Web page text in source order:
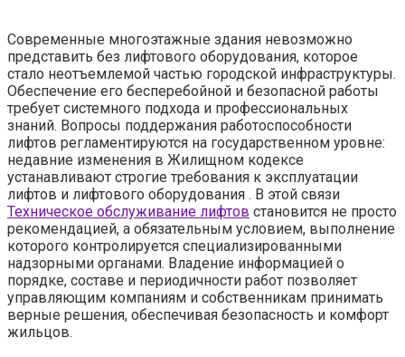
Современные многоэтажные здания невозможно
представить без лифтового оборудования, которое
стало неотъемлемой частью городской инфраструктуры.
Обеспечение его бесперебойной и безопасной работы
требует системного подхода и профессиональных
знаний. Вопросы поддержания работоспособности
лифтов регламентируются на государственном уровне:
недавние изменения в Жилищном кодексе
устанавливают строгие требования к эксплуатации
лифтов и лифтового оборудования . В этой связи
Техническое обслуживание лифтов становится не просто
рекомендацией, а обязательным условием, выполнение
которого контролируется специализированными
надзорными органами. Владение информацией о
порядке, составе и периодичности работ позволяет
управляющим компаниям и собственникам принимать
верные решения, обеспечивая безопасность и комфорт
жильцов.